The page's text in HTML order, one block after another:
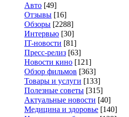
Авто [49]
Отзывы [16]
Обзоры [2288]
Интервью [30]
IT-новости [81]
Пресс-релиз [63]
Новости кино [121]
Обзор фильмов [363]
Товары и услуги [133]
Полезные советы [315]
Актуальные новости [40]
Медицина и здоровье [140]